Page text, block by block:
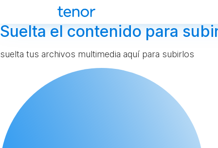
Suelta el contenido para
suelta tus archivos multimedia aquí para subirlos